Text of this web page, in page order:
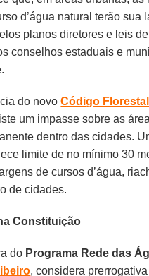
d’água natural terão sua
planos diretores e leis
conselhos estaduais e
do novoCódigo Florestal
um impasse sobre as
dentro das cidades.
limite de no mínimo 30
de cursos d’água,
de cidades.
Constituição
do Programa Rede das
, considera